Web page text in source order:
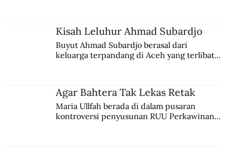
Kisah Leluhur Ahmad Subardjo
Buyut Ahmad Subardjo berasal dari
keluarga terpandang di Aceh yang terlibat
Agar Bahtera Tak Lekas Retak
Maria Ullfah berada di dalam pusaran
kontroversi penyusunan RUU Perkawinan.